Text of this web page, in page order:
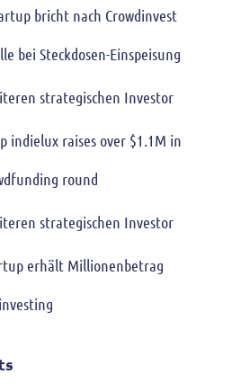
bricht nach Crowdinvest
bei Steckdosen-Einspeisung
strategischen Investor
indielux raises over $1.1M in
round
strategischen Investor
erhält Millionenbetrag